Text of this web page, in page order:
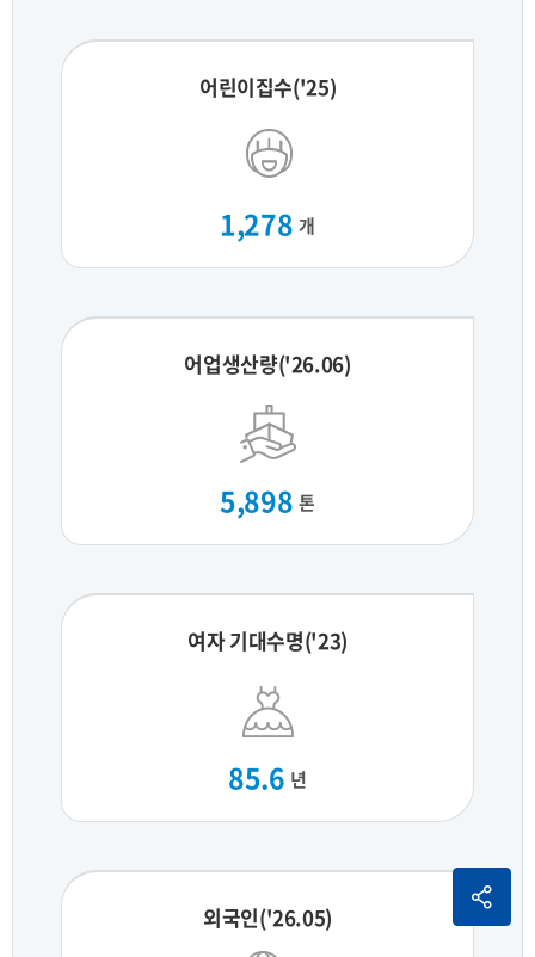
어린이집수('25)
1,278 개
어업생산량('26.06)
5,898 톤
여자 기대수명('23)
85.6 년
외국인('26.05)